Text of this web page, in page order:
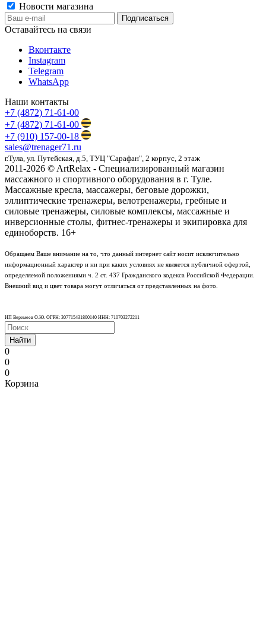
Новости магазина
Оставайтесь на связи
Вконтакте
Instagram
Telegram
WhatsApp
Наши контакты
+7 (4872) 71-61-00
+7 (4872) 71-61-00
+7 (910) 157-00-18
sales@trenager71.ru
г.Тула, ул. Путейская, д.5, ТУЦ "Сарафан", 2 корпус, 2 этаж
2011-2026 © ArtRelax - Специализированный магазин
массажного и спортивного оборудования в г. Туле.
Массажные кресла, массажеры, беговые дорожки,
эллиптические тренажеры, велотренажеры, гребные и
силовые тренажеры, силовые комплексы, массажные и
инверсионные столы, фитнес-тренажеры и экипировка для
единоборств. 16+
Обращаем Ваше внимание на то, что данный интернет сайт носит исключительно
информационный характер и ни при каких условиях не является публичной офертой,
определяемой положениями ч. 2 ст. 437 Гражданского кодекса Российской Федерации.
Внешний вид и цвет товара могут отличаться от представленных на фото.
ИП Веремеев О.Ю. ОГРН: 307715431800140 ИНН: 710703272211
Найти
0
0
0
Корзина